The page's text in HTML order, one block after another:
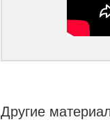
Другие